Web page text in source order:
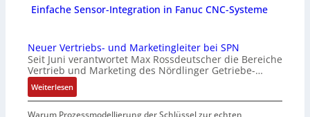
Einfache Sensor-Integration in Fanuc CNC-Systeme
Neuer Vertriebs- und Marketingleiter bei SPN
Seit Juni verantwortet Max Rossdeutscher die Bereiche
Vertrieb und Marketing des Nördlinger Getriebe-…
Weiterlesen:
N
e